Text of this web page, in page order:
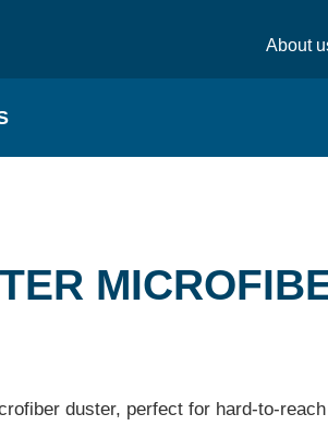
About
duster, perfect for hard-to-